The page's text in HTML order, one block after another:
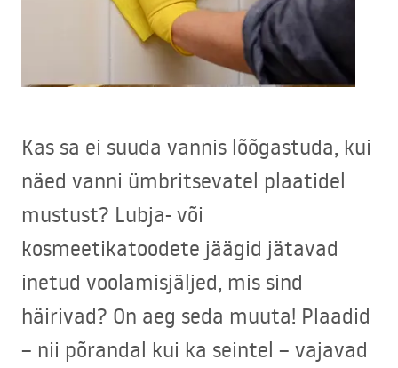
Kas sa ei suuda vannis lõõgastuda, kui
näed vanni ümbritsevatel plaatidel
mustust? Lubja- või
kosmeetikatoodete jäägid jätavad
inetud voolamisjäljed, mis sind
häirivad? On aeg seda muuta! Plaadid
– nii põrandal kui ka seintel – vajavad